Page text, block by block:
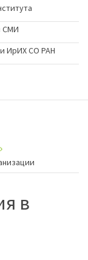
СМИ
ИрИХ СО РАН
в